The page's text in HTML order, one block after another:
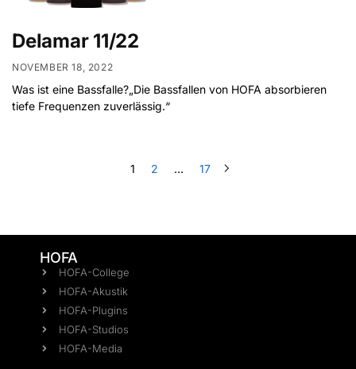
Delamar 11/22
NOVEMBER 18, 2022
Was ist eine Bassfalle?„Die Bassfallen von HOFA absorbieren
tiefe Frequenzen zuverlässig.“
1 2 … 17
HOFA
HOFA-College
HOFA-Akustik
HOFA-Plugins
HOFA-Studios
HOFA-Media